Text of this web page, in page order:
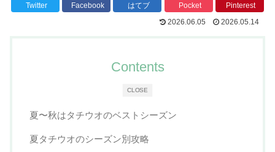
Twitter Facebook はてブ Pocket
Pinterest
2026.06.05
2026.05.14
CLOSE
Contents
夏〜秋はタチウオのベストシーズン
夏タチウオのシーズン別攻略